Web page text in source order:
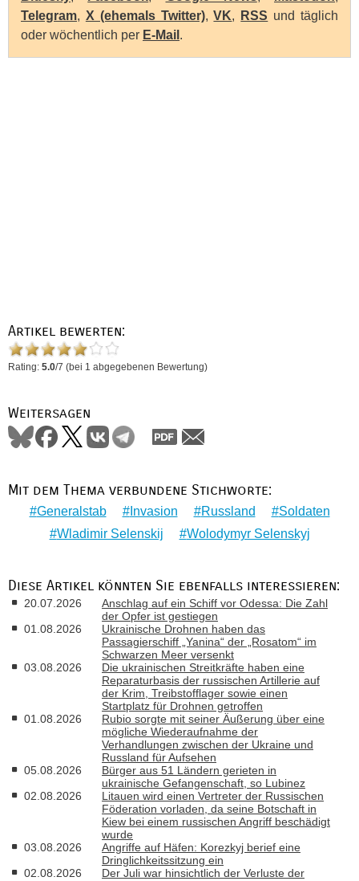
Telegram, X (ehemals Twitter),VK, RSS und täglich
oder wöchentlich per E-Mail .
Artikel bewerten:
Rating: 5.0/7 (bei 1 abgegebenen Bewertung)
Weitersagen
Mit dem Thema verbundene Stichworte:
Generalstab Invasion Russland
Soldaten
Wladimir Selenskij
Wolodymyr Selenskyj
Diese Artikel könnten Sie ebenfalls interessieren:
20.07.2026
Anschlag auf ein Schiff vor Odessa: Die Zahl
der Opfer ist gestiegen
01.08.2026
Ukrainische Drohnen haben das
Passagierschiff „Yanina“ der „Rosatom“ im
Schwarzen Meer versenkt
03.08.2026
Die ukrainischen Streitkräfte haben eine
Reparaturbasis der russischen Artillerie auf
der Krim, Treibstofflager sowie einen
Startplatz für Drohnen getroffen
01.08.2026
Rubio sorgte mit seiner Äußerung über eine
mögliche Wiederaufnahme der
Verhandlungen zwischen der Ukraine und
Russland für Aufsehen
05.08.2026
Bürger aus 51 Ländern gerieten in
ukrainische Gefangenschaft, so Lubinez
02.08.2026
Litauen wird einen Vertreter der Russischen
Föderation vorladen, da seine Botschaft in
Kiew bei einem russischen Angriff beschädigt
wurde
03.08.2026
Angriffe auf Häfen: Korezkyj berief eine
Dringlichkeitssitzung ein
02.08.2026
Der Juli war hinsichtlich der Verluste der